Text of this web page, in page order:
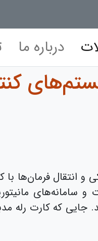
درباره ما
انتقال فرمان‌ها
سامانه‌های
جایی که کارت